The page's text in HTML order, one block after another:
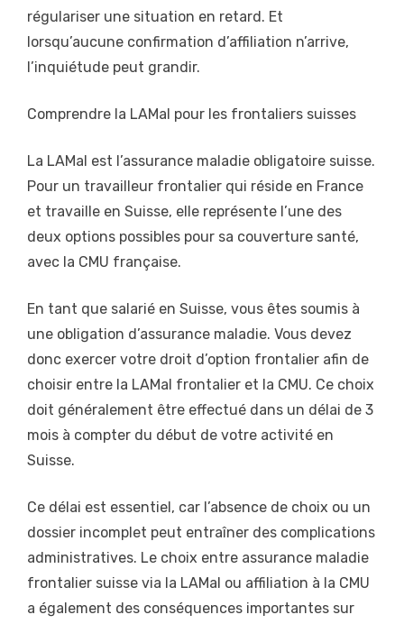
régulariser une situation en retard. Et
lorsqu’aucune confirmation d’affiliation n’arrive,
l’inquiétude peut grandir.
Comprendre la LAMal pour les frontaliers suisses
La LAMal est l’assurance maladie obligatoire suisse.
Pour un travailleur frontalier qui réside en France
et travaille en Suisse, elle représente l’une des
deux options possibles pour sa couverture santé,
avec la CMU française.
En tant que salarié en Suisse, vous êtes soumis à
une obligation d’assurance maladie. Vous devez
donc exercer votre droit d’option frontalier afin de
choisir entre la LAMal frontalier et la CMU. Ce choix
doit généralement être effectué dans un délai de 3
mois à compter du début de votre activité en
Suisse.
Ce délai est essentiel, car l’absence de choix ou un
dossier incomplet peut entraîner des complications
administratives. Le choix entre assurance maladie
frontalier suisse via la LAMal ou affiliation à la CMU
a également des conséquences importantes sur